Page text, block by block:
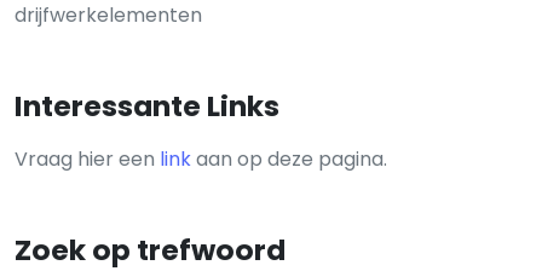
drijfwerkelementen
Interessante Links
Vraag hier een linkaan op deze pagina.
Zoek op trefwoord